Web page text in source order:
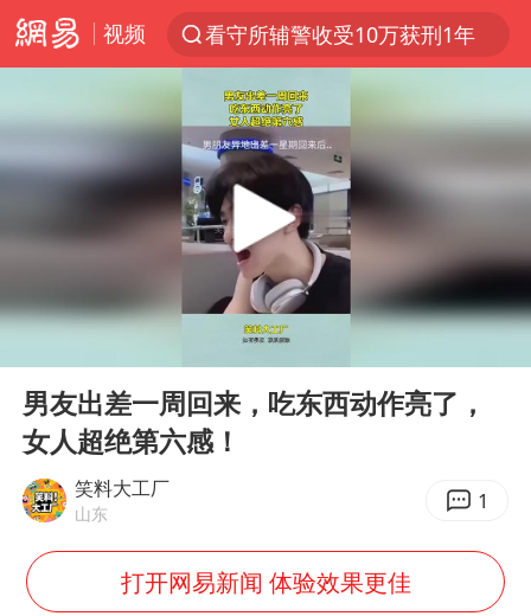
视频
看守所辅警收受10万获刑1年
台风白海豚进入48小时警戒线
中方回应是否在太平洋海底开采稀土
台风白海豚影响中国已成定局
佛得角门将亮相智利俱乐部主场
U17国足1分钟轰2球
五粮液渠道价一箱上涨近百元
宇树科技发行价格150.80元/股
Play
男友出差一周回来，吃东西动作亮了，
女人超绝第六感！
笑料大工厂
山东 1
打开网易新闻 体验效果更佳